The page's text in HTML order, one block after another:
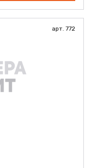
арт. 772